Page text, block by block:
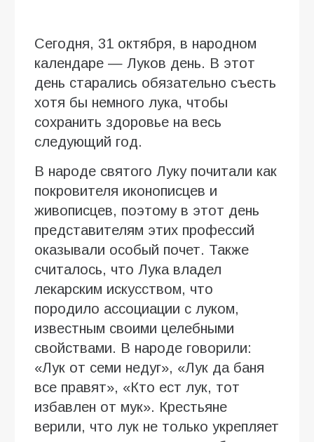
Сегодня, 31 октября, в народном
календаре — Луков день. В этот
день старались обязательно съесть
хотя бы немного лука, чтобы
сохранить здоровье на весь
следующий год.
В народе святого Луку почитали как
покровителя иконописцев и
живописцев, поэтому в этот день
представителям этих профессий
оказывали особый почет. Также
считалось, что Лука владел
лекарским искусством, что
породило ассоциации с луком,
известным своими целебными
свойствами. В народе говорили:
«Лук от семи недуг», «Лук да баня
все правят», «Кто ест лук, тот
избавлен от мук». Крестьяне
верили, что лук не только укрепляет